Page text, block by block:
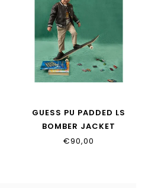
GUESS PU PADDED LS
BOMBER JACKET
N6YL04_W2663_JBLK
€90,00